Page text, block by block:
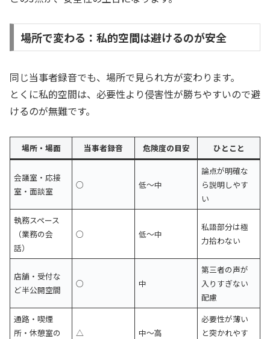
場所で変わる：私的空間は避けるのが安全
同じ当事者録音でも、場所で見られ方が変わります。
とくに私的空間は、必要性より侵害性が勝ちやすいので避
けるのが無難です。
場所・場面 当事者録音 危険度の目安 ひとこと
会議室・応接
室・面談室
○ 低〜中
論点が明確な
ら説明しやす
い
執務スペース
（業務の会
話）
○ 低〜中
私語部分は極
力拾わない
店舗・受付な
ど半公開空間
○ 中
第三者の声が
入りすぎない
配慮
通路・喫煙
所・休憩室の
△ 中〜高
必要性が薄い
と突かれやす